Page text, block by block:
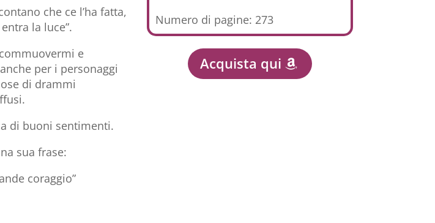
che ce l’ha fatta,
la luce”.
e
per i personaggi
di drammi
di buoni sentimenti.
sua frase:
coraggio”
Numero di pagine: 273
Acquista qui